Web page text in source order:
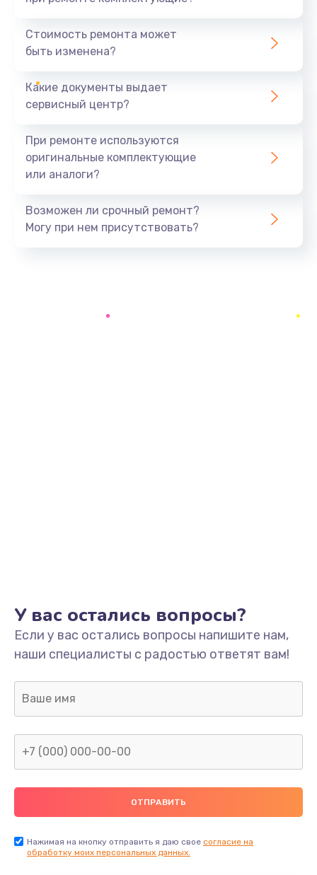
890 руб.
Восстановление данных
Замена микрофона
Заказать
Замена сканера отпечатка пальца
530 руб.
Заказать
Замена аудио-разъема
540 руб.
Заказать
Стоимость ремонта может
быть изменена?
Какие документы выдает
сервисный центр?
При ремонте используются
оригинальные комплектующие
или аналоги?
Возможен ли срочный ремонт?
Могу при нем присутствовать?
У вас остались вопросы?
Если у вас остались вопросы напишите нам,
наши специалисты с радостью ответят вам!
Нажимая на кнопку отправить я даю свое согласие на
обработку моих персональных данных.